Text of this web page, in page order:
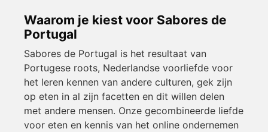
Waarom je kiest voor Sabores de
Portugal
Sabores de Portugal is het resultaat van
Portugese roots, Nederlandse voorliefde voor
het leren kennen van andere culturen, gek zijn
op eten in al zijn facetten en dit willen delen
met andere mensen. Onze gecombineerde liefde
voor eten en kennis van het online ondernemen